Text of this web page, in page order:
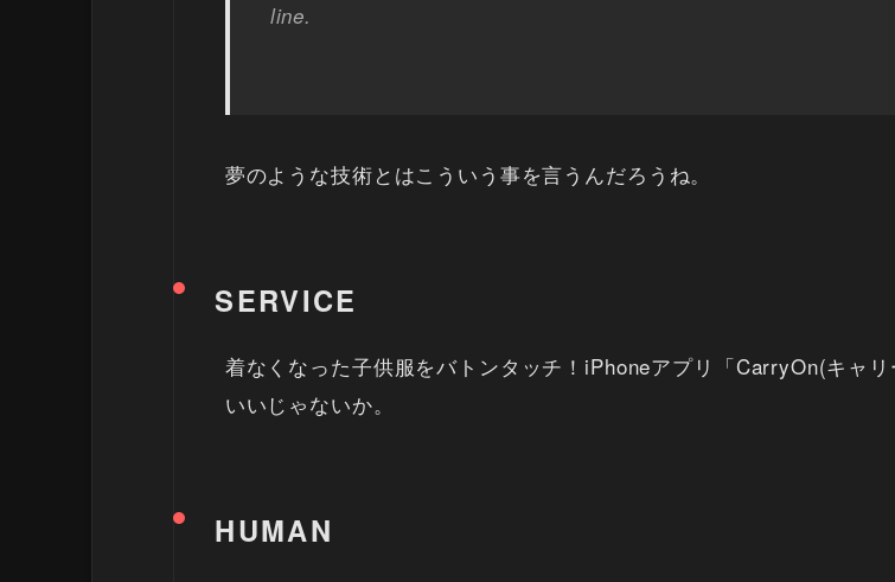
line.
夢のような技術とはこういう事を言うんだろうね。
SERVICE
着なくなった子供服をバトンタッチ！iPhoneアプリ「CarryOn(キャ
いいじゃないか。
HUMAN